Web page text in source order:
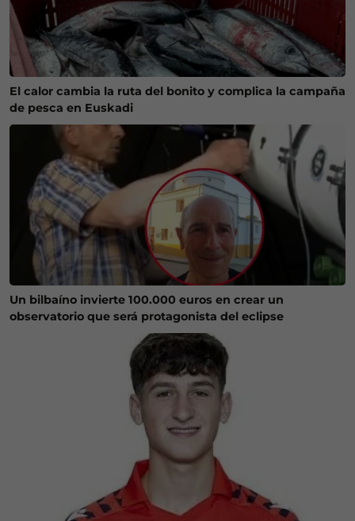
El calor cambia la ruta del bonito y complica la campaña
de pesca en Euskadi
Un bilbaíno invierte 100.000 euros en crear un
observatorio que será protagonista del eclipse